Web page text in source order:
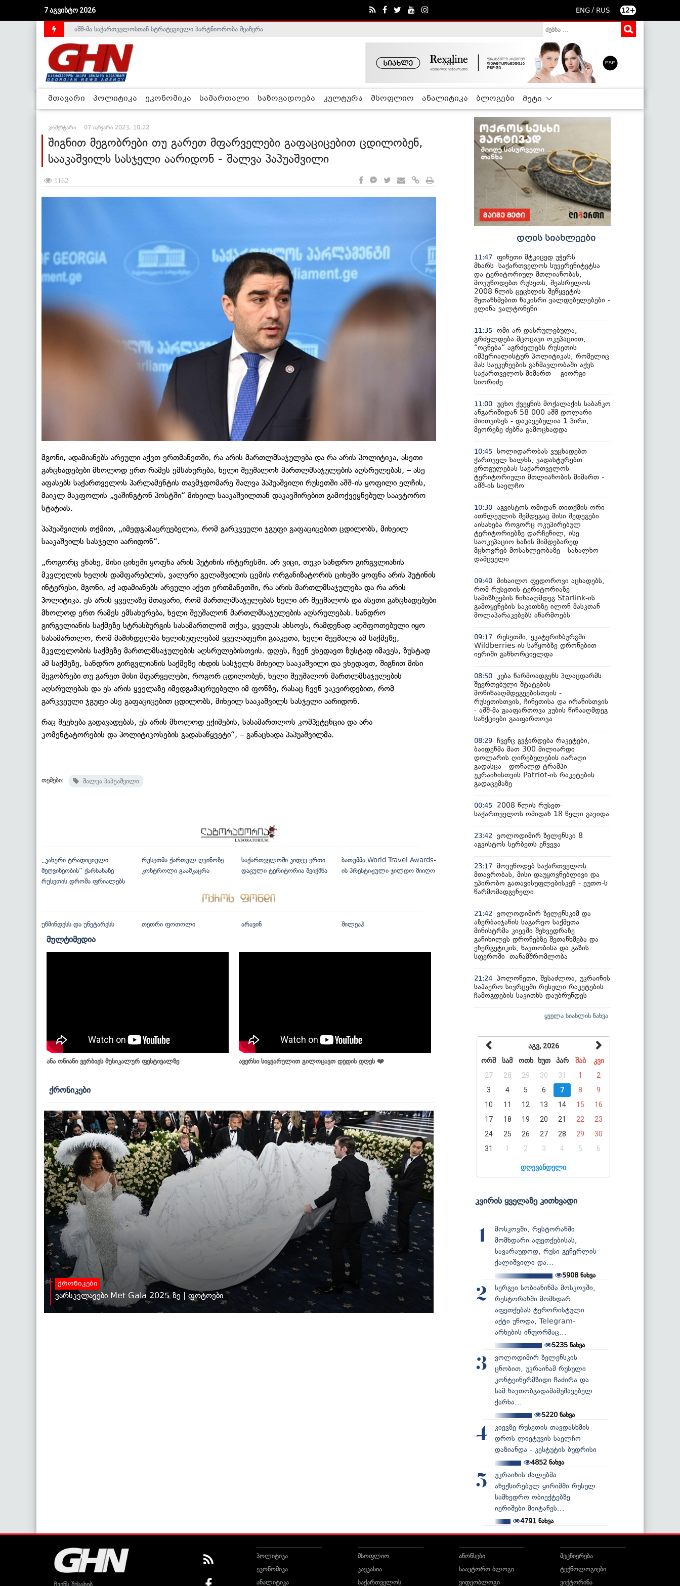
7 აგვისტო 2026 ENG / RUS 12+
საქართველოს დე-ფაქტო მთავრობა არალეგიტიმურია - ჰელსინკის კომისია
აშშ-მა საქართველოსთან სტრატეგიული პარტნიორობა შეაჩერა
მთავარი პოლიტიკა ეკონომიკა სამართალი საზოგადოება კულტურა მსოფლიო ანალიტიკა ბლოგები მეტი
კომენტარი 07 იანვარი 2023, 10:22
შიგნით მეგობრები თუ გარეთ მფარველები გაფაციცებით ცდილობენ,
სააკაშვილს სასჯელი აარიდონ - შალვა პაპუაშვილი
1162
მგონი, ადამიანებს არეული აქვთ ერთმანეთში, რა არის მართლმსაჯულება და რა არის პოლიტიკა, ასეთი
განცხადებები მხოლოდ ერთ რამეს ემსახურება, ხელი შეუშალონ მართლმსაჯულების აღსრულებას, – ასე
აფასებს საქართველოს პარლამენტის თავმჯდომარე შალვა პაპუაშვილი რუსეთში აშშ-ის ყოფილი ელჩის,
მაიკლ მაკფოლის „ვაშინგტონ პოსტში“ მიხეილ სააკაშვილთან დაკავშირებით გამოქვეყნებულ საავტორო
სტატიას.
პაპუაშვილის თქმით, „იმედგამაცრუებელია, რომ გარკვეული ჯგუფი გაფაციცებით ცდილობს, მიხეილ
სააკაშვილს სასჯელი აარიდონ“.
„როგორც ვნახე, მისი ციხეში ყოფნა არის პუტინის ინტერესში. არ ვიცი, თუკი სანდრო გირგვლიანის
მკვლელის ხელის დამფარებლის, ვალერი გელაშვილის ცემის ორგანიზატორის ციხეში ყოფნა არის პუტინის
ინტერესი, მგონი, აქ ადამიანებს არეული აქვთ ერთმანეთში, რა არის მართლმსაჯულება და რა არის
პოლიტიკა. ეს არის ყველაზე მთავარი, რომ მართლმსაჯულებას ხელი არ შეეშალოს და ასეთი განცხადებები
მხოლოდ ერთ რამეს ემსახურება, ხელი შეუშალონ მართლმსაჯულების აღსრულებას. სანდრო
გირგვლიანის საქმეზე სტრასბურგის სასამართლომ თქვა, ყველას ახსოვს, რამდენად აღშფოთებული იყო
სასამართლო, რომ მაშინდელმა ხელისუფლებამ ყველაფერი გააკეთა, ხელი შეეშალა ამ საქმეზე,
მკვლელობის საქმეზე მართლმსაჯულების აღსრულებისთვის. დღეს, ჩვენ ვხედავთ ზუსტად იმავეს, ზუსტად
ამ საქმეზე, სანდრო გირგვლიანის საქმეზე იხდის სასჯელს მიხეილ სააკაშვილი და ვხედავთ, შიგნით მისი
მეგობრები თუ გარეთ მისი მფარველები, როგორ ცდილობენ, ხელი შეუშალონ მართლმსაჯულების
აღსრულებას და ეს არის ყველაზე იმედგამაცრუებელი იმ ფონზე, რასაც ჩვენ ვაკვირდებით, რომ
გარკვეული ჯგუფი ასე გაფაციცებით ცდილობს, მიხეილ სააკაშვილს სასჯელი აარიდონ.
რაც შეეხება გადავადებას, ეს არის მხოლოდ ექიმების, სასამართლოს კომპეტენცია და არა
კომენტატორების და პოლიტიკოსების გადასაწყვეტი“, – განაცხადა პაპუაშვილმა.
თემები: შალვა პაპუაშვილი
„კახური ტრადიციული
მეღვინეობის“ ქარხანაზე
რუსეთის დროშა ფრიალებს
რუსეთმა ქართულ ღვინოზე
კონტროლი გაამკაცრა
საქართველოში კიდევ ერთი
დაცული ტერიტორია შეიქმნა
ბათუმმა World Travel Awards-
ის პრესტიჟული ჯილდო მიიღო
უწმინდესს და უნეტარესს თეთრი ფოთოლი არავინ შილეაჰ
მულტიმედია
ანა ონიანი ვერბიეს მუსიკალურ ფესტივალზე ავერსი სიყვარულით გილოცავთ დედის დღეს ❤️
ქრონიკები
ქრონიკები
ვარსკვლავები Met Gala 2025-ზე | ფოტოები
დღის სიახლეები
11:47 ფინეთი მტკიცედ უჭერს
მხარს საქართველოს სუვერენიტეტსა
და ტერიტორიულ მთლიანობას,
მოვუწოდებთ რუსეთს, შეასრულოს
2008 წლის ცეცხლის შეწყვეტის
შეთანხმებით ნაკისრი ვალდებულებები -
ელინა ვალტონენი
11:35 ომი არ დასრულებულა,
გრძელდება მცოცავი ოკუპაციით,
“ოცნება“ აგრძელებს რუსეთის
იმპერიალისტურ პოლიტიკას, რომელიც
მას საუკუნეების განმავლობაში აქვს
საქართველოს მიმართ - გიორგი
სიორიძე
11:00 უცხო ქვეყნის მოქალაქის საბანკო
ანგარიშიდან 58 000 აშშ დოლარი
მიითვისეს - დაკავებულია 1 პირი,
მეორეზე ძებნა გამოცხადდა
10:45 სოლიდარობას ვუცხადებთ
ქართველ ხალხს, ვადასტურებთ
ერთგულებას საქართველოს
ტერიტორიული მთლიანობის მიმართ -
აშშ-ის საელჩო
10:30 აგვისტოს ომიდან თითქმის ორი
ათწლეულის შემდეგაც მისი შედეგები
აისახება როგორც ოკუპირებულ
ტერიტორიებზე დარჩენილ, ისე
საოკუპაციო ხაზის მიმდებარედ
მცხოვრებ მოსახლეობაზე - სახალხო
დამცველი
09:40 მიხაილო ფედოროვი აცხადებს,
რომ რუსეთის ტერიტორიაზე
სამიზნეების წინააღმდეგ Starlink-ის
გამოყენების საკითხზე ილონ მასკთან
მოლაპარაკებებს აწარმოებს
09:17 რუსეთში, ეკატერინბურგში
Wildberries-ის საწყობზე დრონებით
იერიში განხორციელდა
08:50 კუბა წარმოადგენს პლაცდარმს
შეერთებული შტატების
მოწინააღმდეგეებისთვის -
რუსეთისთვის, ჩინეთისა და ირანისთვის
- აშშ-მა გააფართოვა კუბის წინააღმდეგ
სანქციები გააფართოვა
08:29 ჩვენც გვჭირდება რაკეტები,
ბაიდენმა მათ 300 მილიარდი
დოლარის ღირებულების იარაღი
გადასცა - დონალდ ტრამპი
უკრაინისთვის Patriot-ის რაკეტების
გადაცემაზე
00:45
2008 წლის რუსეთ-
საქართველოს ომიდან 18 წელი გავიდა
23:42
ვოლოდიმირ ზელენსკი 8
აგვისტოს სერბეთს ეწვევა
23:17 მოვუწოდებ საქართველოს
მთავრობას, მისი დაუყოვნებლივი და
უპირობო გათავისუფლებისკენ - ეუთო-ს
წარმომადგენელი
21:42
ვოლოდიმირ ზელენსკიმ და
აზერბაიჯანის საგარეო საქმეთა
მინისტრმა კიევში შეხვედრაზე
განიხილეს დრონებზე შეთანხმება და
ენერგეტიკის, ნავთობისა და გაზის
სფეროში თანამშრომლობა
21:24 პოლონეთი, შესაძლოა, უკრაინის
საჰაერო სივრცეში რუსული რაკეტების
ჩამოგდების საკითხს დაუბრუნდეს
ყველა სიახლის ნახვა
აგვ, 2026
ორშ
სამ ოთხ ხუთ პარ შაბ
კვი
27
28 29 30 31 1
2
3
4 5 6 7 8
9
10
11 12 13 14 15
16
17
18 19 20 21 22
23
24
25 26 27 28 29
30
31
1 2 3 4 5 6
დღევანდელი
კვირის ყველაზე კითხვადი
1
მოსკოვში, რესტორანში
მომხდარი აფეთქებისას,
სავარაუდოდ, რუსი გენერლის
ქალიშვილი და...
5908 ნახვა
2
სერგეი სობიანინმა მოსკოვში,
რესტორანში მომხდარ
აფეთქებას ტერორისტული
აქტი უწოდა, Telegram-
არხების ინფორმაც...
5235 ნახვა
3
ვოლოდიმირ ზელენსკის
ცნობით, უკრაინამ რუსული
კონტეინერმზიდი ჩაძირა და
სამ ნავთობგადამამუშავებელ
ქარხა...
5220ნახვა
4
კიევზე რუსეთის თავდასხმის
დროს ლიეტუვის საელჩო
დაზიანდა - კესტუტის ბუდრისი
4852ნახვა
5
უკრაინის ძალებმა
ანექსირებულ ყირიმში რუსულ
სამხედრო ობიექტებზე
იერიშები მიიტანეს...
4791 ნახვა
ჩვენს შესახებ
პოლიტიკა
ეკონომიკა
ანალიტიკა
მსოფლიო
კავკასია
საქართველოს
ანონსები
საავტორო ბლოგი
ვიდეობლოგი
მეცნიერება
ტექნოლოგიები
ვიქტორინა